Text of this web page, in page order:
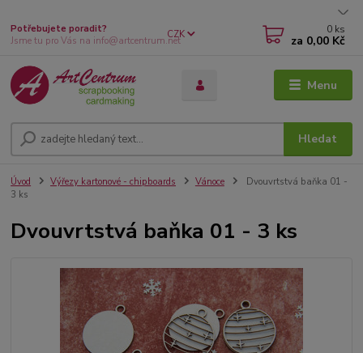
Menu
CZK
Hledat
Potřebujete poradit?
Jsme tu pro Vás na info@artcentrum.net
0 ks
za 0,00 Kč
Úvod Výřezy kartonové - chipboards Vánoce
Dvouvrtstvá baňka 01 -
3 ks
Dvouvrtstvá baňka 01 - 3 ks